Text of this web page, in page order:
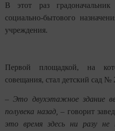
В этот раз градоначальник
социально-бытового
учреждения.
Первой площадкой, на
совещания, стал детский сад №
–Это двухэтажное здание
полувека назад, – говорит
это время здесь ни разу не